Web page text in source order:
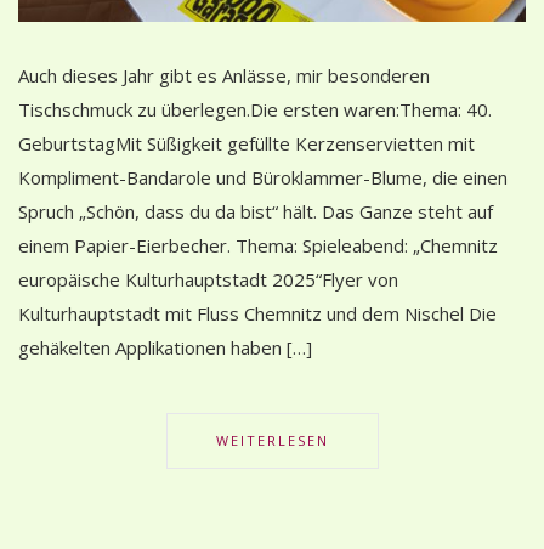
Auch dieses Jahr gibt es Anlässe, mir besonderen
Tischschmuck zu überlegen.Die ersten waren:Thema: 40.
GeburtstagMit Süßigkeit gefüllte Kerzenservietten mit
Kompliment-Bandarole und Büroklammer-Blume, die einen
Spruch „Schön, dass du da bist“ hält. Das Ganze steht auf
einem Papier-Eierbecher. Thema: Spieleabend: „Chemnitz
europäische Kulturhauptstadt 2025“Flyer von
Kulturhauptstadt mit Fluss Chemnitz und dem Nischel Die
gehäkelten Applikationen haben […]
WEITERLESEN